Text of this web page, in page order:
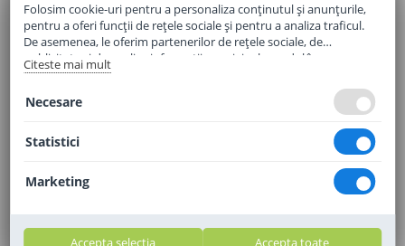
Email:office@elaptepraf.ro
Telefon:0745-964-449
Adresa:Sos. Borsului, Nr. 20, Oradea, Jud. Bihor
Folosim cookie-uri pentru a personaliza conținutul și anunțurile,
pentru a oferi funcții de rețele sociale și pentru a analiza traficul.
De asemenea, le oferim partenerilor de rețele sociale, de
publicitate și de analize informații cu privire la modul în care
folosiți site-ul nostru. Aceștia le pot combina cu alte informații
Citeste mai mult
Necesare
Statistici
Marketing
Accepta selectia Accepta toate